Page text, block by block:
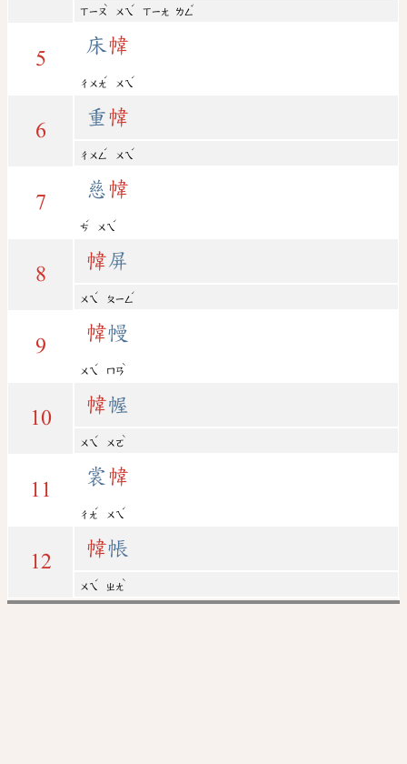
ㄒㄧㄡ
ˋ
ㄨㄟ
ˊ
ㄒㄧㄤ ㄌㄥ
ˇ
5
床幃
ㄔㄨㄤ
ˊ
ㄨㄟ
ˊ
6
重幃
ㄔㄨㄥ
ˊ
ㄨㄟ
ˊ
7
慈幃
ㄘ
ˊ
ㄨㄟ
ˊ
8
幃屏
ㄨㄟ
ˊ
ㄆㄧㄥ
ˊ
9
幃幔
ㄨㄟ
ˊ
ㄇㄢ
ˋ
10
幃幄
ㄨㄟ
ˊ
ㄨㄛ
ˋ
11
裳幃
ㄔㄤ
ˊ
ㄨㄟ
ˊ
12
幃帳
ㄨㄟ
ˊ
ㄓㄤ
ˋ